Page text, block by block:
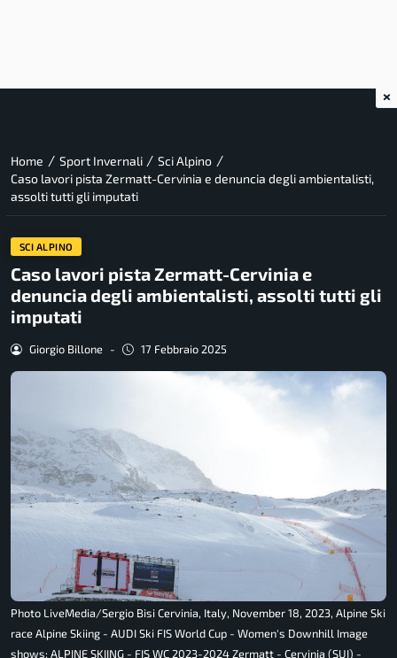
Home / Sport Invernali / Sci Alpino /
Caso lavori pista Zermatt-Cervinia e denuncia degli ambientalisti,
assolti tutti gli imputati
SCI ALPINO
Caso lavori pista Zermatt-Cervinia e
denuncia degli ambientalisti, assolti tutti gli
imputati
Giorgio Billone - 17 Febbraio 2025
Photo LiveMedia/Sergio Bisi Cervinia, Italy, November 18, 2023, Alpine Ski
race Alpine Skiing - AUDI Ski FIS World Cup - Women's Downhill Image
shows: ALPINE SKIING - FIS WC 2023-2024 Zermatt - Cervinia (SUI) -
×